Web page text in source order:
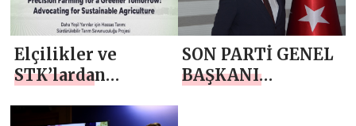
Elçilikler ve
STK’lardan
Tarıma Güçlü
SON PARTİ GENEL
BAŞKANI